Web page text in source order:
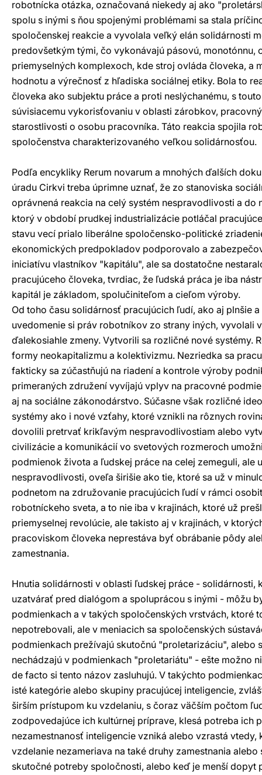
robotnícka otázka, označovaná niekedy aj ako
spolu s inými s ňou spojenými problémami sa stala
spoločenskej reakcie a vyvolala veľký elán solidárnosti
predovšetkým tými, čo vykonávajú pásovú, monotónnu,
priemyselných komplexoch, kde stroj ovláda človeka, a
hodnotu a výrečnosť z hľadiska sociálnej etiky. Bola to
človeka ako subjektu práce a proti neslýchanému, s
súvisiacemu vykorisťovaniu v oblasti zárobkov,
starostlivosti o osobu pracovníka. Táto reakcia spojila
spoločenstva charakterizovaného veľkou solidárnosťou.
Podľa encykliky Rerum novarum a mnohých ďalších
úradu Cirkvi treba úprimne uznať, že zo stanoviska
oprávnená reakcia na celý systém nespravodlivosti a
ktorý v období prudkej industrializácie potláčal
stavu vecí prialo liberálne spoločensko-politické
ekonomických predpokladov podporovalo a
iniciatívu vlastníkov "kapitálu", ale sa dostatočne
pracujúceho človeka, tvrdiac, že ľudská práca je iba
kapitál je základom, spolučiniteľom a cieľom výroby.
Od toho času solidárnosť pracujúcich ľudí, ako aj plnšie
uvedomenie si práv robotníkov zo strany iných, vyvolali
ďalekosiahle zmeny. Vytvorili sa rozličné nové systémy.
formy neokapitalizmu a kolektivizmu. Nezriedka sa
fakticky sa zúčastňujú na riadení a kontrole výroby
primeraných združení vyvíjajú vplyv na pracovné
aj na sociálne zákonodárstvo. Súčasne však rozličné
systémy ako i nové vzťahy, ktoré vznikli na rôznych
dovolili pretrvať krikľavým nespravodlivostiam alebo
civilizácie a komunikácií vo svetových rozmeroch
podmienok života a ľudskej práce na celej zemeguli, ale
nespravodlivosti, oveľa širišie ako tie, ktoré sa už v
podnetom na združovanie pracujúcich ľudí v rámci
robotníckeho sveta, a to nie iba v krajinách, ktoré už
priemyselnej revolúcie, ale takisto aj v krajinách, v
pracoviskom človeka neprestáva byť obrábanie pôdy
zamestnania.
Hnutia solidárnosti v oblasti ľudskej práce - solidárnosti,
uzatvárať pred dialógom a spoluprácou s inými - môžu
podmienkach a v takých spoločenských vrstvách, ktoré
nepotrebovali, ale v meniacich sa spoločenských
podmienkach prežívajú skutočnú "proletarizáciu", alebo
nechádzajú v podmienkach "proletariátu" - ešte možno
de facto si tento názov zasluhujú. V takýchto
isté kategórie alebo skupiny pracujúcej inteligencie,
širším prístupom ku vzdelaniu, s čoraz väčším počtom
zodpovedajúce ich kultúrnej príprave, klesá potreba ich
nezamestnanosť inteligencie vzniká alebo vzrastá vtedy,
vzdelanie nezameriava na také druhy zamestnania
skutočné potreby spoločnosti, alebo keď je menší dopyt